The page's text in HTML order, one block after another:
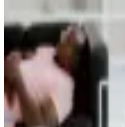
Evelyn Santana
Psicóloga
MP: 19424
Últimos Artículos
NOM-024: qué es y qué exige a tu
6 de Agosto, 2026